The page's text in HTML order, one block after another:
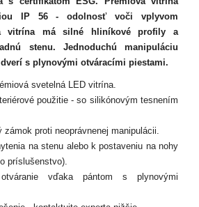
IP 56 - odolnosť voči vplyvom
vitrína má silné hliníkové profily a
stenu. Jednoduchú manipuláciu
s plynovými otváracími piestami.
svetelná LED vitrína.
použitie - so silikónovým tesnením
zámok proti neoprávnenej manipulácii.
na stenu alebo k postaveniu na nohy
príslušenstvo).
otváranie vďaka pántom s plynovými